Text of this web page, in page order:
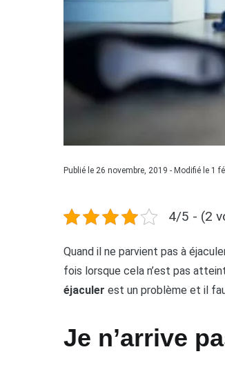
Publié le 26 novembre, 2019 - Modifié le 1
4/5 - (2
Quand il ne parvient pas à
fois lorsque cela n’est pas
éjaculer est un problème et il
Je n’arrive